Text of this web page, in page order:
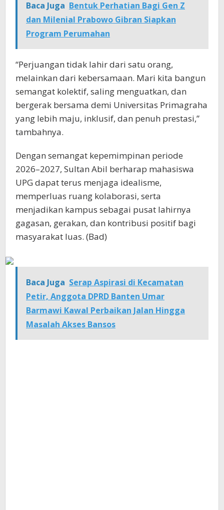
Baca Juga Bentuk Perhatian Bagi Gen Z
dan Milenial Prabowo Gibran Siapkan
Program Perumahan
“Perjuangan tidak lahir dari satu orang,
melainkan dari kebersamaan. Mari kita bangun
semangat kolektif, saling menguatkan, dan
bergerak bersama demi Universitas Primagraha
yang lebih maju, inklusif, dan penuh prestasi,”
tambahnya.
Dengan semangat kepemimpinan periode
2026–2027, Sultan Abil berharap mahasiswa
UPG dapat terus menjaga idealisme,
memperluas ruang kolaborasi, serta
menjadikan kampus sebagai pusat lahirnya
gagasan, gerakan, dan kontribusi positif bagi
masyarakat luas. (Bad)
Baca Juga Serap Aspirasi di Kecamatan
Petir, Anggota DPRD Banten Umar
Barmawi Kawal Perbaikan Jalan Hingga
Masalah Akses Bansos